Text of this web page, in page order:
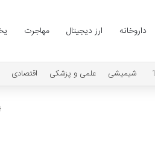
داروخانه ارز دیجیتال مهاجرت
شیمیشی علمی و پزشکی اقتصادی